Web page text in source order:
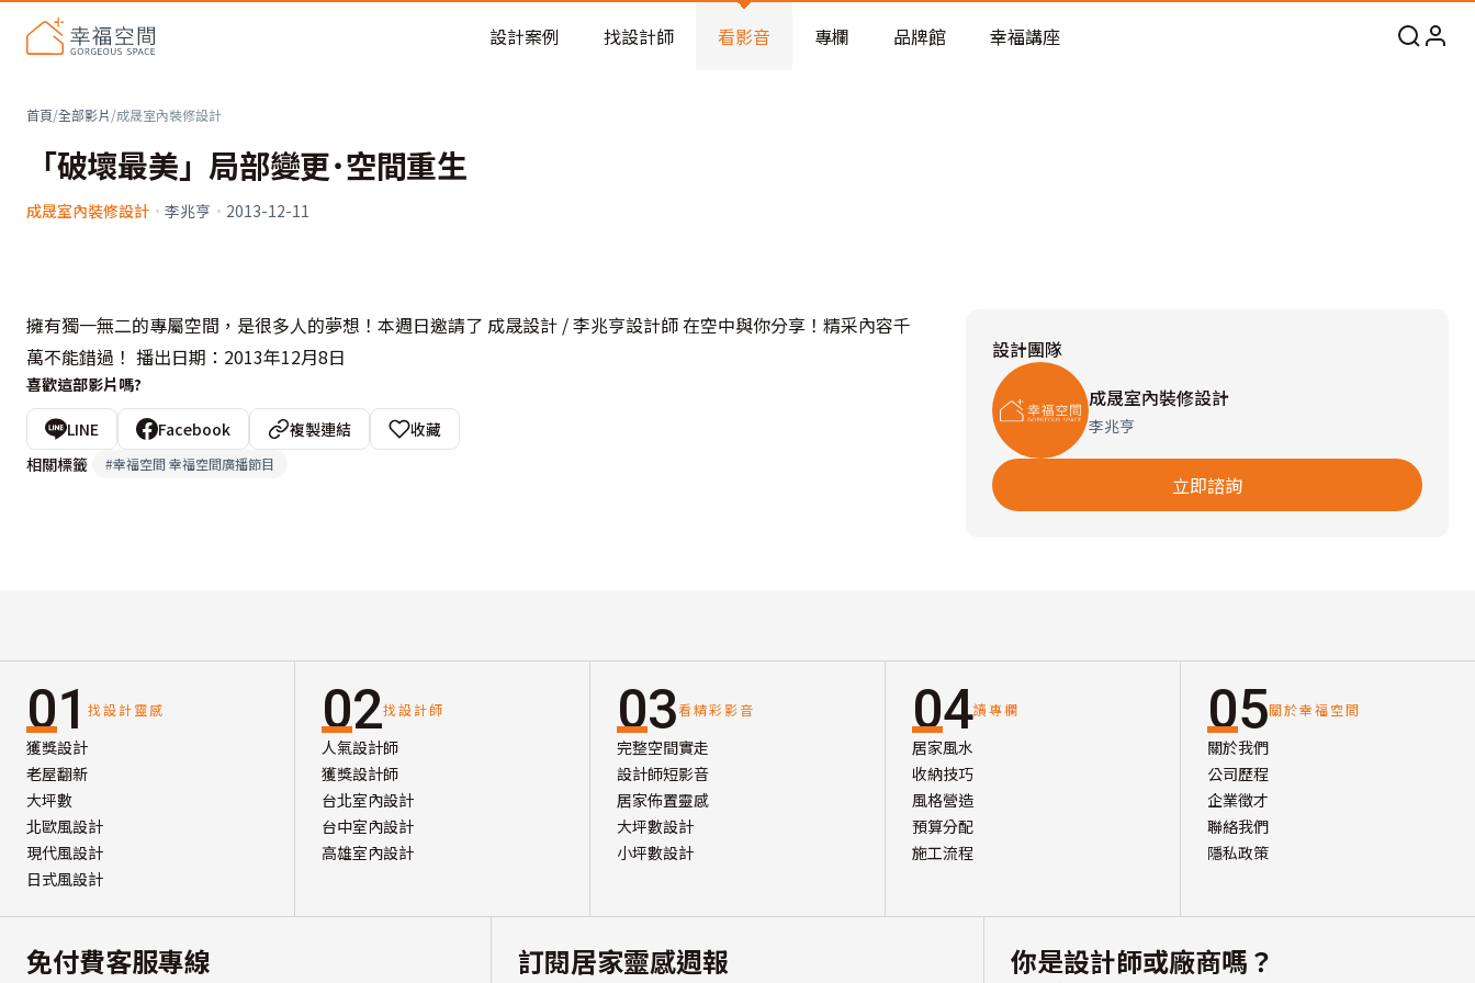
老屋預算分配與高 CP 值煥新術
設計案例 找設計師 看影音 專欄 品牌館 幸福講座
首頁/全部影片/成晟室內裝修設計
「破壞最美」局部變更˙空間重生
成晟室內裝修設計 · 李兆亨 · 2013-12-11
擁有獨一無二的專屬空間，是很多人的夢想！本週日邀請了 成晟設計 / 李兆亨設計師 在空中與你分享！精采內容千
萬不能錯過！ 播出日期：2013年12月8日
喜歡這部影片嗎?
LINE Facebook 複製連結
收藏
相關標籤
#幸福空間 幸福空間廣播節目
設計團隊
成晟室內裝修設計
李兆亨
立即諮詢
01 找設計靈感
獲獎設計
老屋翻新
大坪數
北歐風設計
現代風設計
日式風設計
02找設計師
人氣設計師
獲獎設計師
台北室內設計
台中室內設計
高雄室內設計
03看精彩影音
完整空間實走
設計師短影音
居家佈置靈感
大坪數設計
小坪數設計
04讀專欄
居家風水
收納技巧
風格營造
預算分配
施工流程
05關於幸福空間
關於我們
公司歷程
企業徵才
聯絡我們
隱私政策
免付費客服專線 訂閱居家靈感週報 你是設計師或廠商嗎？